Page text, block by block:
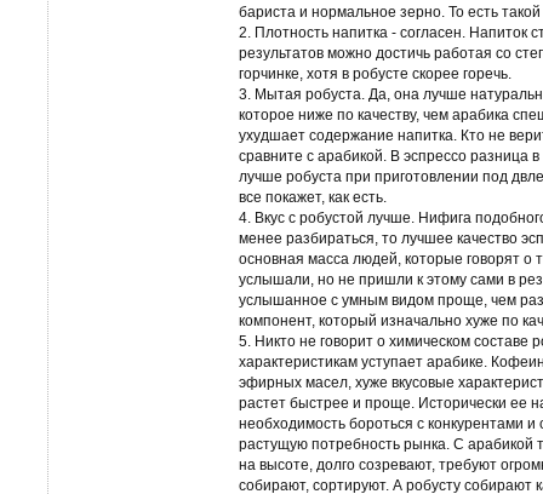
бариста и нормальное зерно. То есть
2. Плотность напитка - согласен. Напиток
результатов можно достичь работая со
горчинке, хотя в робусте скорее горечь.
3. Мытая робуста. Да, она лучше
которое ниже по качеству, чем арабика
ухудшает содержание напитка. Кто не
сравните с арабикой. В эспрессо разница
лучше робуста при приготовлении под
все покажет, как есть.
4. Вкус с робустой лучше. Нифига
менее разбираться, то лучшее качество
основная масса людей, которые говорят о
услышали, но не пришли к этому сами в
услышанное с умным видом проще, чем
компонент, который изначально хуже по
5. Никто не говорит о химическом составе
характеристикам уступает арабике.
эфирных масел, хуже вкусовые
растет быстрее и проще. Исторически ее
необходимость бороться с конкурентами
растущую потребность рынка. С арабикой
на высоте, долго созревают, требуют
собирают, сортируют. А робусту собирают